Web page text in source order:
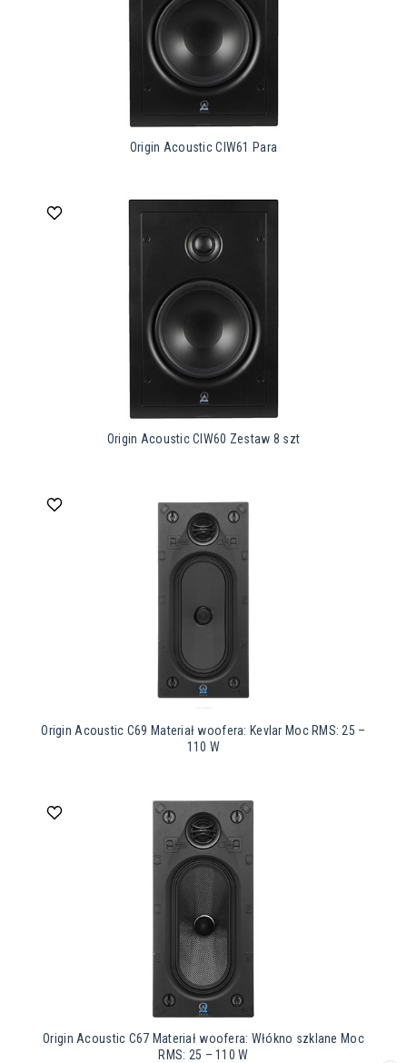
Origin Acoustic CIW61 Para
Origin Acoustic CIW60 Zestaw 8 szt
Origin Acoustic C69 Materiał woofera: Kevlar Moc RMS: 25 –
110 W
Origin Acoustic C67 Materiał woofera: Włókno szklane Moc
RMS: 25 – 110 W